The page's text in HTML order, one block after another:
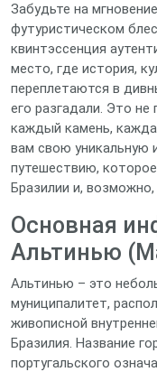
Забудьте на
футуристическом
квинтэссенция
место, где история,
переплетаются в
его разгадали. Это
каждый камень,
вам свою уникальную
путешествию,
Бразилии и,
Основная
Альтинью
Альтинью – это
муниципалитет,
живописной
Бразилия. Название
португальского